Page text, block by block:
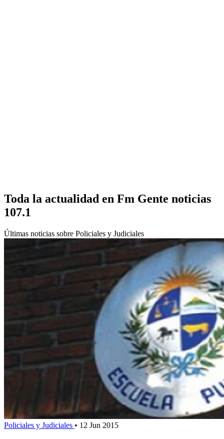
Toda la actualidad en Fm Gente noticias
107.1
Últimas noticias sobre Policiales y Judiciales
Policiales y Judiciales • 12 Jun 2015